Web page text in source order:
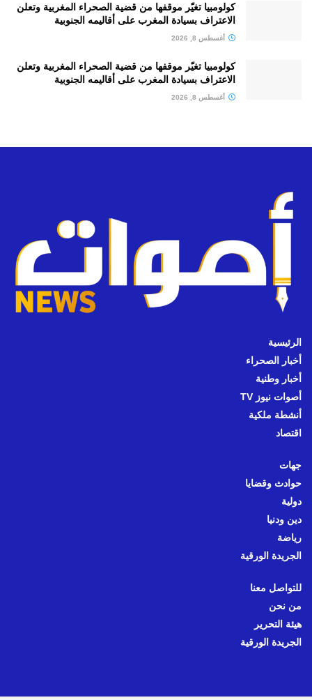
كولومبيا تغيّر موقفها من قضية الصحراء المغربية وتعلن
الاعتراف بسيادة المغرب على أقاليمه الجنوبية
أغسطس 8, 2026
كولومبيا تغيّر موقفها من قضية الصحراء المغربية وتعلن
الاعتراف بسيادة المغرب على أقاليمه الجنوبية
أغسطس 8, 2026
الرئيسية
أخبار الصحراء
أخبار وطنية
أصوات نيوز TV
أنشطة ملكية
اقتصاد
جهات
حوادث وقضايا
دولية
دين ودنيا
رياضة
الجريدة الورقية
للتواصل معنا
من نحن
هيئة التحرير
الجريدة الورقية